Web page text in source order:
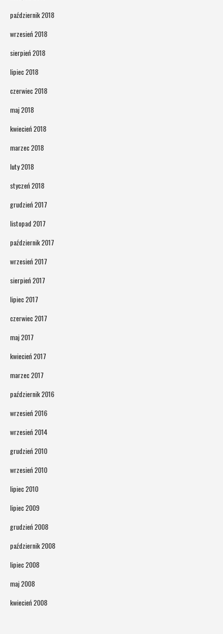
październik 2018
wrzesień 2018
sierpień 2018
lipiec 2018
czerwiec 2018
maj 2018
kwiecień 2018
marzec 2018
luty 2018
styczeń 2018
grudzień 2017
listopad 2017
październik 2017
wrzesień 2017
sierpień 2017
lipiec 2017
czerwiec 2017
maj 2017
kwiecień 2017
marzec 2017
październik 2016
wrzesień 2016
wrzesień 2014
grudzień 2010
wrzesień 2010
lipiec 2010
lipiec 2009
grudzień 2008
październik 2008
lipiec 2008
maj 2008
kwiecień 2008